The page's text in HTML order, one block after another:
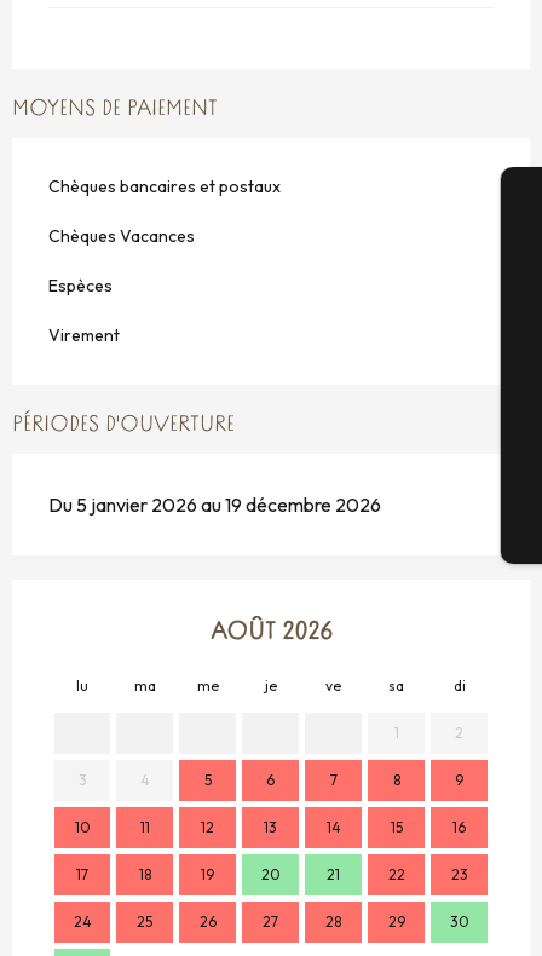
MOYENS DE PAIEMENT
Chèques bancaires et postaux
Chèques Vacances
Espèces
Virement
PÉRIODES D'OUVERTURE
Du 5 janvier 2026 au 19 décembre 2026
AOÛT 2026
lu ma me je ve sa di
1 2
3 4 5 6 7 8 9
10 11 12 13 14 15 16
17 18 19 20 21 22 23
24 25 26 27 28 29 30